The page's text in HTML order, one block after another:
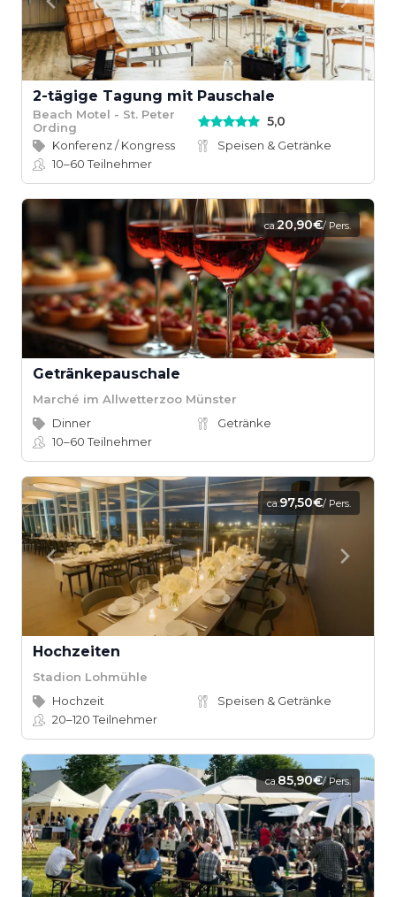
2-tägige Tagung mit Pauschale
Beach Motel - St. Peter
Ording
5,0
Konferenz / Kongress
Speisen & Getränke
10–60Teilnehmer
ca.20,90€/ Pers.
Getränkepauschale
Marché im Allwetterzoo Münster
Dinner
Getränke
10–60Teilnehmer
ca.97,50€/ Pers.
Hochzeiten
Stadion Lohmühle
Hochzeit
Speisen & Getränke
20–120Teilnehmer
ca.85,90€/ Pers.